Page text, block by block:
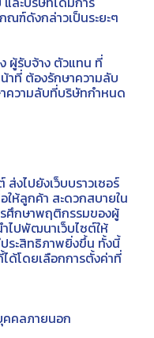
ณฑ์ดังกล่าวเป็นระยะๆ
ผู้รับจ้าง ตัวแทน ที่
าที่ ต้องรักษาความลับ
ความลับที่บริษัทกำหนด
งไปยังเว็บบราวเซอร์
ให้ลูกค้า สะดวกสบายใน
รศึกษาพฤติกรรมของผู้
ไปพัฒนาเว็บไซต์ให้
ประสิทธิภาพยิ่งขึ้น ทั้งนี้
ด้โดยเลือกการตั้งค่าที่
คลภายนอก